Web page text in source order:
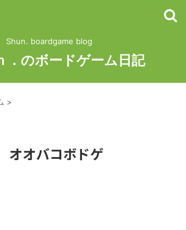
Shun. boardgame blog
．のボードゲーム日記
>
オバコボドゲ